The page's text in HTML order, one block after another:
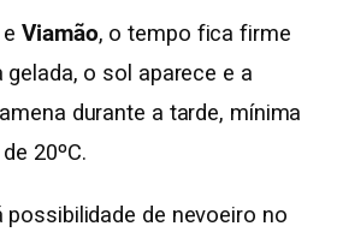
Viamão, o tempo fica firme
o sol aparece e a
durante a tarde, mínima
20ºC.
possibilidade de nevoeiro no